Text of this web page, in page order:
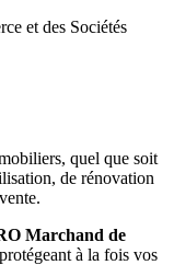
et des Sociétés
quel que soit
de rénovation
Marchand de
à la fois vos